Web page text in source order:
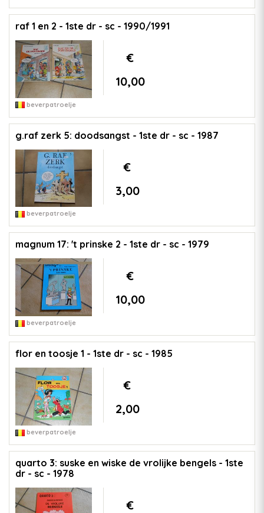
raf 1 en 2 - 1ste dr - sc - 1990/1991
€
10,00
beverpatroelje
g.raf zerk 5: doodsangst - 1ste dr - sc - 1987
€
3,00
beverpatroelje
magnum 17: 't prinske 2 - 1ste dr - sc - 1979
€
10,00
beverpatroelje
flor en toosje 1 - 1ste dr - sc - 1985
€
2,00
beverpatroelje
quarto 3: suske en wiske de vrolijke bengels - 1ste
dr - sc - 1978
€